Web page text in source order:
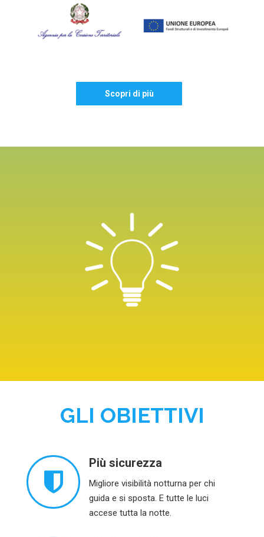
Scopri di più
GLI OBIETTIVI
Più sicurezza
Migliore visibilità notturna per chi
guida e si sposta. E tutte le luci
accese tutta la notte.